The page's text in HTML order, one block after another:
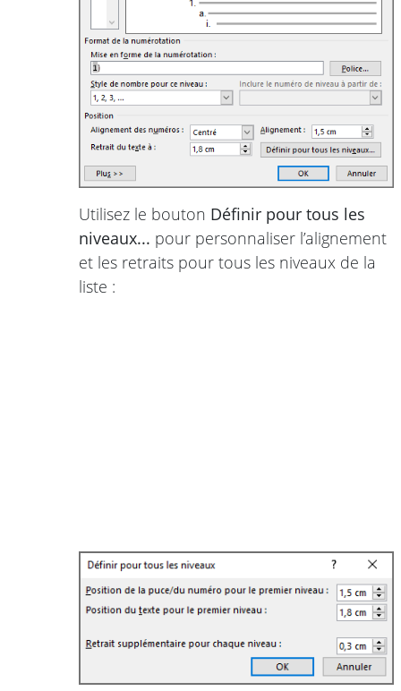
Utilisez le bouton Définir pour tous les
niveaux... pour personnaliser l’alignement
et les retraits pour tous les niveaux de la
liste :